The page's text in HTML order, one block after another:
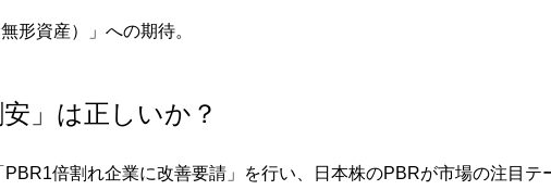
形資産）」への期待。
」は正しいか？
倍割れ企業に改善要請」を行い、日本株のPBRが市場の注目テ